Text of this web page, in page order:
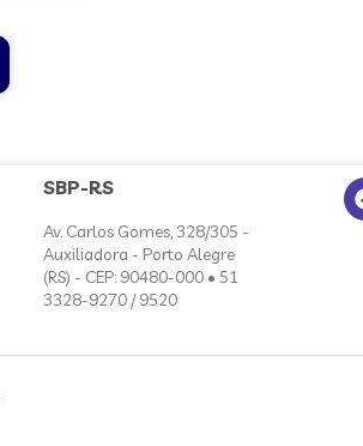
SBP-RS
Av. Carlos Gomes, 328/305 -
Auxiliadora - Porto Alegre
(RS) - CEP: 90480-000 • 51
3328-9270 / 9520